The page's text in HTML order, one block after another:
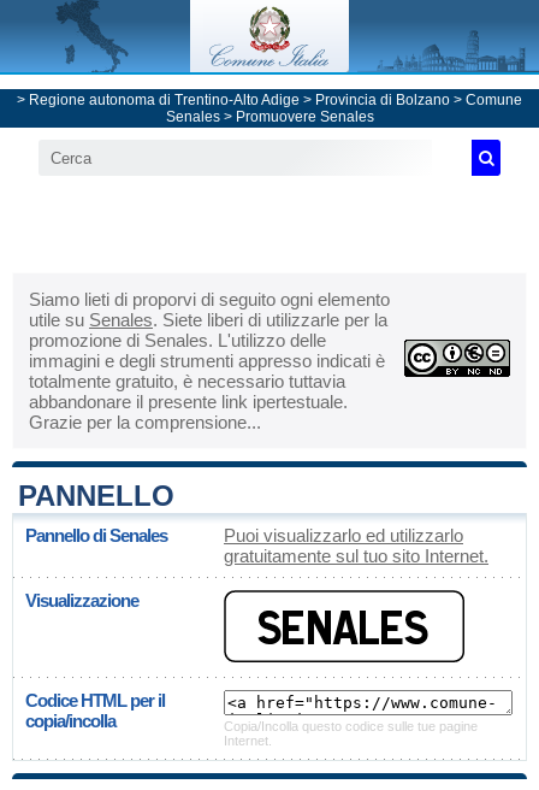
> Regione autonoma di Trentino-Alto Adige > Provincia di Bolzano > Comune
Senales> Promuovere Senales
Siamo lieti di proporvi di seguito ogni elemento
utile su Senales. Siete liberi di utilizzarle per la
promozione di Senales. L'utilizzo delle
immagini e degli strumenti appresso indicati è
totalmente gratuito, è necessario tuttavia
abbandonare il presente link ipertestuale.
Grazie per la comprensione...
PANNELLO
Pannello di Senales
Puoi visualizzarlo ed utilizzarlo
gratuitamente sul tuo sito Internet.
Visualizzazione
Codice HTML per il
copia/incolla
Copia/Incolla questo codice sulle tue pagine
Internet.